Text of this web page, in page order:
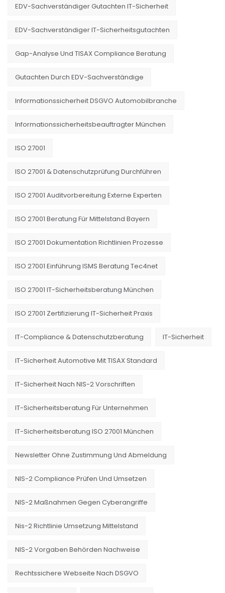
EDV-Sachverständiger Gutachten IT-Sicherheit
EDV-Sachverständiger IT-Sicherheitsgutachten
Gap-Analyse Und TISAX Compliance Beratung
Gutachten Durch EDV-Sachverständige
Informationssicherheit DSGVO Automobilbranche
Informationssicherheitsbeauftragter München
ISO 27001
ISO 27001 & Datenschutzprüfung Durchführen
ISO 27001 Auditvorbereitung Externe Experten
ISO 27001 Beratung Für Mittelstand Bayern
ISO 27001 Dokumentation Richtlinien Prozesse
ISO 27001 Einführung ISMS Beratung Tec4net
ISO 27001 IT-Sicherheitsberatung München
ISO 27001 Zertifizierung IT-Sicherheit Praxis
IT-Compliance & Datenschutzberatung IT-Sicherheit
IT-Sicherheit Automotive Mit TISAX Standard
IT-Sicherheit Nach NIS-2 Vorschriften
IT-Sicherheitsberatung Für Unternehmen
IT-Sicherheitsberatung ISO 27001 München
Newsletter Ohne Zustimmung Und Abmeldung
NIS-2 Compliance Prüfen Und Umsetzen
NIS-2 Maßnahmen Gegen Cyberangriffe
Nis-2 Richtlinie Umsetzung Mittelstand
NIS-2 Vorgaben Behörden Nachweise
Rechtssichere Webseite Nach DSGVO